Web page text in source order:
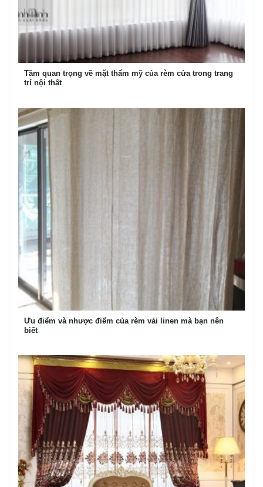
Tầm quan trọng về mặt thẩm mỹ của rèm cửa trong trang
trí nội thất
Ưu điểm và nhược điểm của rèm vải linen mà bạn nên
biết